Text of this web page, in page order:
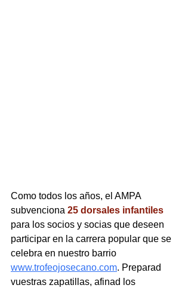
Como todos los años, el AMPA
subvenciona 25 dorsales infantiles
para los socios y socias que deseen
participar en la carrera popular que se
celebra en nuestro barrio
www.trofeojosecano.com. Preparad
vuestras zapatillas, afinad los